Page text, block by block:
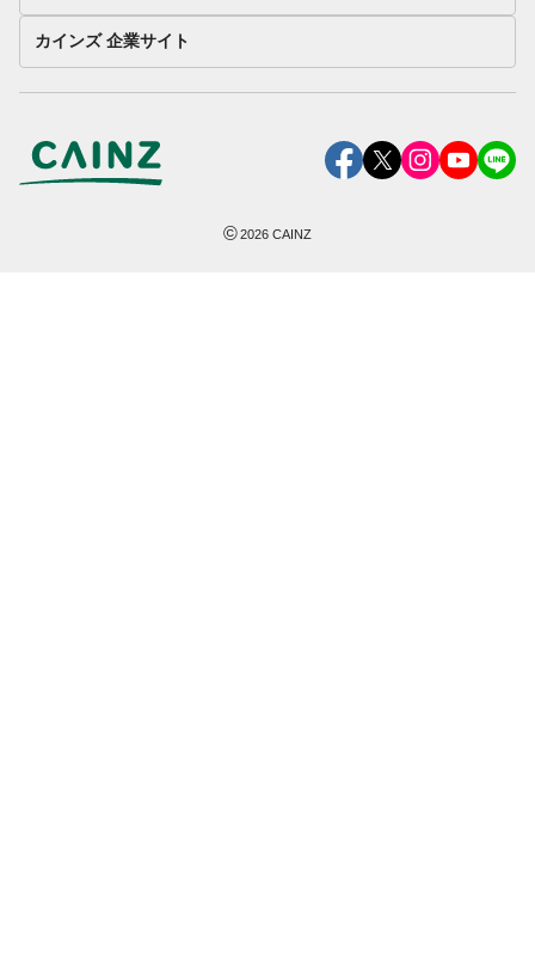
カインズ 企業サイト
©2026 CAINZ